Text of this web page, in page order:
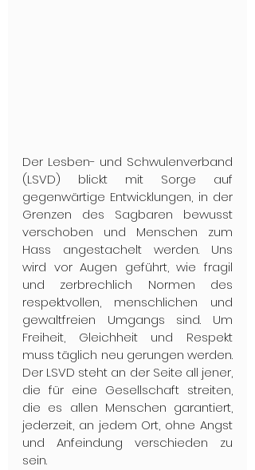
Der Lesben- und Schwulenverband
(LSVD) blickt mit Sorge auf
gegenwärtige Entwicklungen, in der
Grenzen des Sagbaren bewusst
verschoben und Menschen zum
Hass angestachelt werden. Uns
wird vor Augen geführt, wie fragil
und zerbrechlich Normen des
respektvollen, menschlichen und
gewaltfreien Umgangs sind. Um
Freiheit, Gleichheit und Respekt
muss täglich neu gerungen werden.
Der LSVD steht an der Seite all jener,
die für eine Gesellschaft streiten,
die es allen Menschen garantiert,
jederzeit, an jedem Ort, ohne Angst
und Anfeindung verschieden zu
sein.